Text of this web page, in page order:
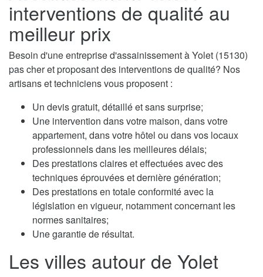
interventions de qualité au
meilleur prix
Besoin d'une entreprise d'assainissement à Yolet (15130)
pas cher et proposant des interventions de qualité? Nos
artisans et techniciens vous proposent :
Un devis gratuit, détaillé et sans surprise;
Une intervention dans votre maison, dans votre
appartement, dans votre hôtel ou dans vos locaux
professionnels dans les meilleures délais;
Des prestations claires et effectuées avec des
techniques éprouvées et dernière génération;
Des prestations en totale conformité avec la
législation en vigueur, notamment concernant les
normes sanitaires;
Une garantie de résultat.
Les villes autour de Yolet